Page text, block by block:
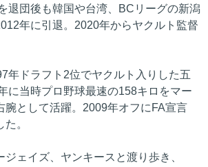
退団後も韓国や台湾、BCリーグの新潟
年に引退。2020年からヤクルト監督
年ドラフト2位でヤクルト入りした五
に当時プロ野球最速の158キロをマー
腕として活躍。2009年オフにFA宣言
。
ェイズ、ヤンキースと渡り歩き、